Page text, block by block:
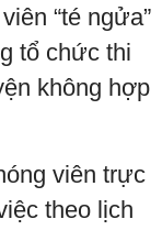
“té ngửa”
tổ chức thi
không hợp
viên trực
theo lịch